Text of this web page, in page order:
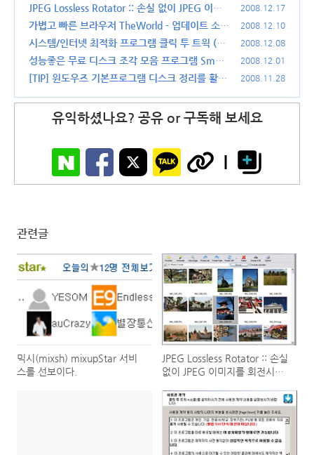
JPEG Lossless Rotator :: 손실 없이 JPEG 이미
지를 회전시켜보자.
(16)
2008.12.17
가볍고 빠른 브라우저 TheWorld - 업데이트 소식
(2)
2008.12.10
시스템/인터넷 최적화 프로그램 클릭 투 트윅 (Cli
ck To Tweak)
(10)
2008.12.08
성능좋은 무료 디스크 조각 모음 프로그램 Smart
Defrag
(26)
2008.12.01
[TIP] 윈도우즈 기본프로그램 디스크 정리를 활용
2008.11.28
유익하셨나요? 공유 or 구독해 보세요
관련글
믹시(mixsh) mixupStar 서비
스를 선보이다.
JPEG Lossless Rotator :: 손실
없이 JPEG 이미지를 회전시켜